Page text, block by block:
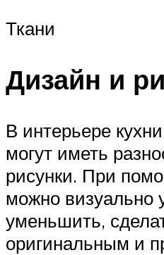
Ткани
Дизайн и
В интерьере
могут иметь
рисунки. При
можно визуально
уменьшить,
оригинальным и